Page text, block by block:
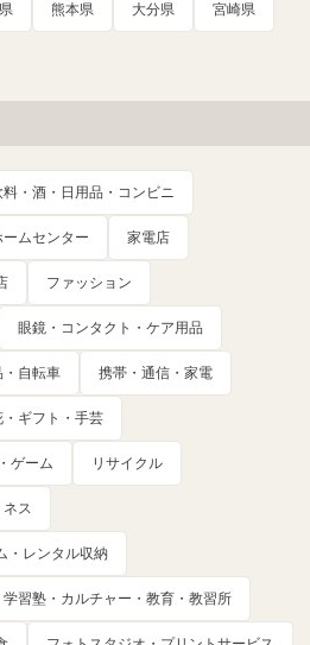
熊本県 大分県 宮崎県
・酒・日用品・コンビニ
ムセンター 家電店
ファッション
眼鏡・コンタクト・ケア用品
・自転車 携帯・通信・家電
・ギフト・手芸
ゲーム リサイクル
ス
・レンタル収納
学習塾・カルチャー・教育・教習所